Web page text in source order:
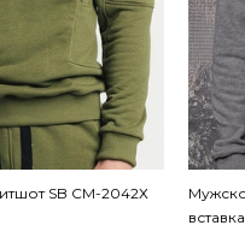
SB СМ-2042Х